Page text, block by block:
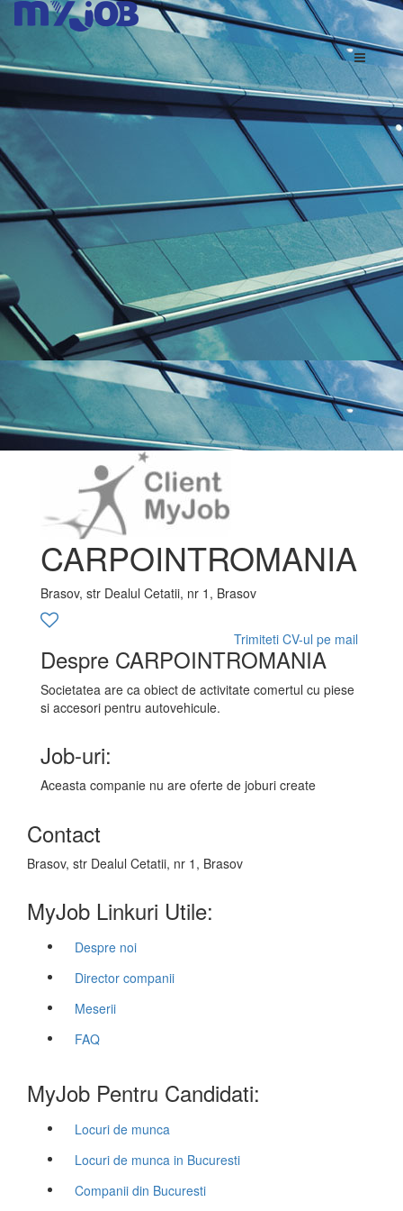
CARPOINTROMANIA
Brasov, str Dealul Cetatii, nr 1, Brasov
Trimiteti CV-ul pe mail
Despre CARPOINTROMANIA
Societatea are ca obiect de activitate comertul cu piese
si accesori pentru autovehicule.
Job-uri:
Aceasta companie nu are oferte de joburi create
Contact
Brasov, str Dealul Cetatii, nr 1, Brasov
MyJob Linkuri Utile:
Despre noi
Director companii
Meserii
FAQ
MyJob Pentru Candidati:
Locuri de munca
Locuri de munca in Bucuresti
Companii din Bucuresti